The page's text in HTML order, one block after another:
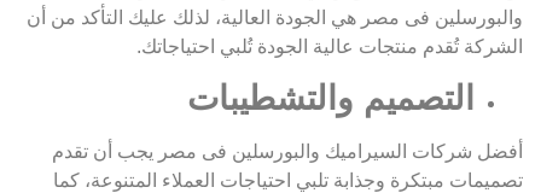
والبورسلين فى مصر هي الجودة العالية، لذلك عليك التأكد من أن
الشركة تُقدم منتجات عالية الجودة تُلبي احتياجاتك.
التصميم والتشطيبات
أفضل شركات السيراميك والبورسلين فى مصر يجب أن تقدم
تصميمات مبتكرة وجذابة تلبي احتياجات العملاء المتنوعة، كما